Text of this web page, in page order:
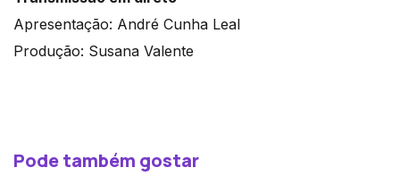
Apresentação: André Cunha Leal
Produção: Susana Valente
Pode também gostar